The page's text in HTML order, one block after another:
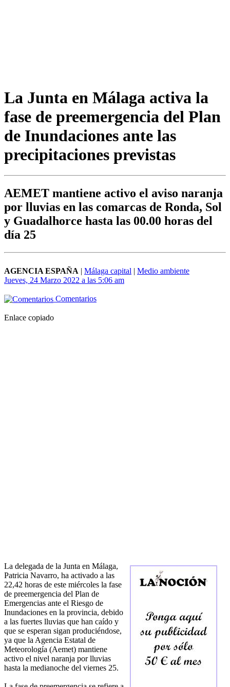
La Junta en Málaga activa la
fase de preemergencia del Plan
de Inundaciones ante las
precipitaciones previstas
AEMET mantiene activo el aviso naranja
por lluvias en las comarcas de Ronda, Sol
y Guadalhorce hasta las 00.00 horas del
día 25
AGENCIA ESPAÑA | Málaga capital | Medio ambiente
Jueves, 24 Marzo 2022 a las 5:06 am
Comentarios
Enlace copiado
La delegada de la Junta en Málaga,
Patricia Navarro, ha activado a las
22,42 horas de este miércoles la fase
de preemergencia del Plan de
Emergencias ante el Riesgo de
Inundaciones en la provincia, debido
a las fuertes lluvias que han caído y
que se esperan sigan produciéndose,
ya que la Agencia Estatal de
Meteorología (Aemet) mantiene
activo el nivel naranja por lluvias
hasta la medianoche del viernes 25.